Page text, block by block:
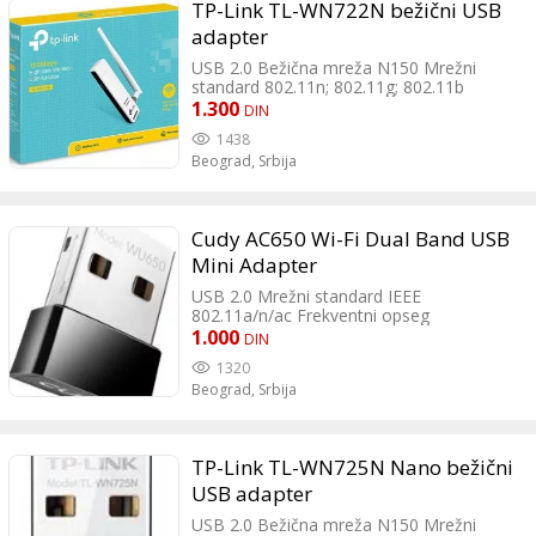
TP-Link TL-WN722N bežični USB
adapter
USB 2.0 Bežična mreža N150 Mrežni
standard 802.11n; 802.11g; 802.11b
Frekventni opseg 2.4GHz Antena
WPA2; WEP; 64-bit WEP; 128-bit WEP LED
indikatori Link; Aktivnost Tasteri WPS
1.300 DIN
1438
Beograd, Srbija
Cudy AC650 Wi-Fi Dual Band USB
Mini Adapter
USB 2.0 Mrežni standard IEEE
802.11a/n/ac Frekventni opseg
2.4GHz/5GHz Antena Interna Enkripcija
Ostale karakteristike Raspon radne
temperature (T-T)0 - 40 °C Dozvoljeni
(min-maks.) 5 - 90% Nivo dobitka antene
(maks.) 2dBi Podržani operativni sistemi
Windows; Mac OS X Dimenzije
20x15.8mm Masa 8gr
1.000 DIN
1320
Beograd, Srbija
TP-Link TL-WN725N Nano bežični
USB adapter
USB 2.0 Bežična mreža N150 Mrežni